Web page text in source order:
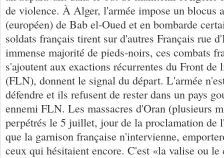
de violence. À Alger, l'armée impose un blocus
(européen) de Bab el-Oued et en bombarde
soldats français tirent sur d'autres Français rue
immense majorité de pieds-noirs, ces combats
s'ajoutent aux exactions récurrentes du Front de
(FLN), donnent le signal du départ. L'armée
défendre et ils refusent de rester dans un pays
ennemi FLN. Les massacres d'Oran (plusieurs
perpétrés le 5 juillet, jour de la proclamation de
que la garnison française n'intervienne,
ceux qui hésitaient encore. C'est «la valise ou le